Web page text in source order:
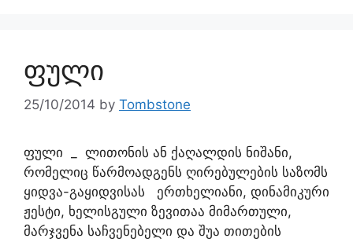
ფული
25/10/2014 by Tombstone
ფული _ ლითონის ან ქაღალდის ნიშანი,
რომელიც წარმოადგენს ღირებულების საზომს
ყიდვა-გაყიდვისას ერთხელიანი, დინამიკური
ჟესტი, ხელისგული ზევითაა მიმართული,
მარჯვენა საჩვენებელი და შუა თითების